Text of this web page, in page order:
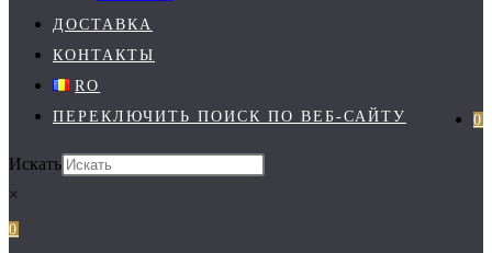
ДОСТАВКА
КОНТАКТЫ
RO
0
ПЕРЕКЛЮЧИТЬ ПОИСК ПО ВЕБ-САЙТУ
Искать
×
0